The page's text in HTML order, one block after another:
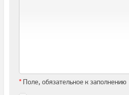
*Поле, обязательное к заполнению